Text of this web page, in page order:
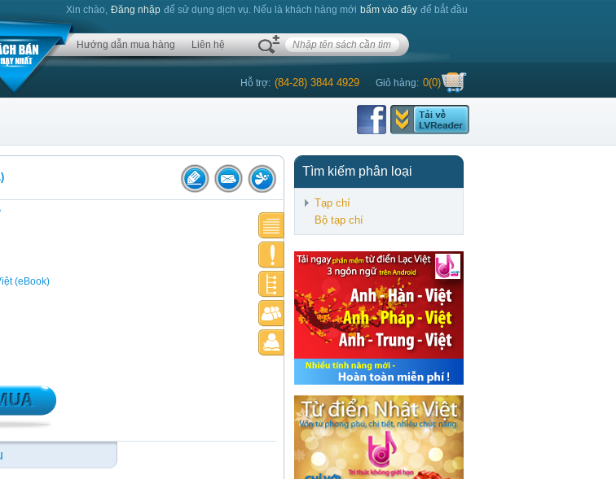
Xin chào, Đăng nhập để sử dụng dịch vụ. Nếu là khách hàng mới bấm vào đây để bắt đầu
Hướng dẫn mua hàng Liên hệ
Hỗ trợ: (84-28) 3844 4929 Giỏ hàng: 0(0)
Tìm kiếm phân loại
Tạp chí
Bộ tạp chí
(eBook)